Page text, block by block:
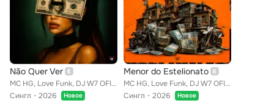
Não Quer Ver
MC HG, Love Funk, DJ W7 OFICIAL
Сингл
2026 Новое
Menor do Estelionato
MC HG, Love Funk, DJ W7 OFICIAL
Сингл
2026 Новое